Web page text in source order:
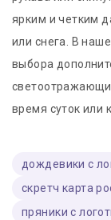
ярким и четким
или снега. В
выбора
время суток или
дождевики с
скретч карта
пряники с